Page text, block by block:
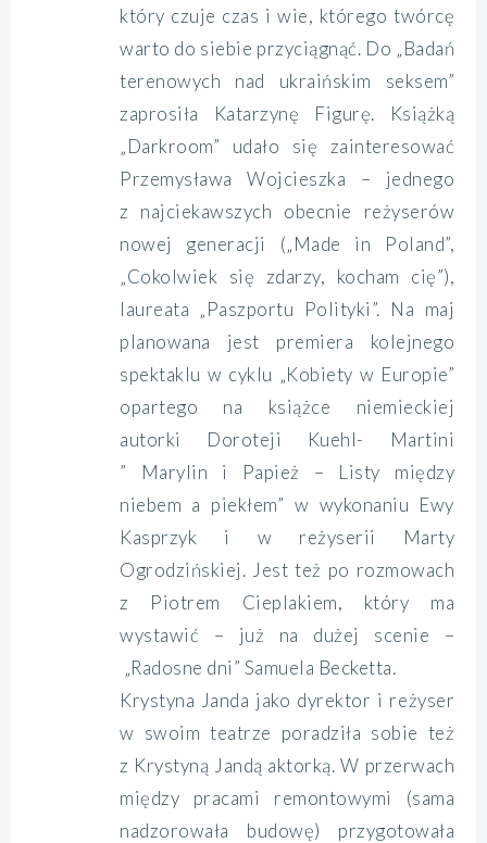
który czuje czas i wie, którego twórcę
warto do siebie przyciągnąć. Do „Badań
terenowych nad ukraińskim seksem”
zaprosiła Katarzynę Figurę. Książką
„Darkroom” udało się zainteresować
Przemysława Wojcieszka – jednego
z najciekawszych obecnie reżyserów
nowej generacji („Made in Poland”,
„Cokolwiek się zdarzy, kocham cię”),
laureata „Paszportu Polityki”. Na maj
planowana jest premiera kolejnego
spektaklu w cyklu „Kobiety w Europie”
opartego na książce niemieckiej
autorki Doroteji Kuehl- Martini
” Marylin i Papież – Listy między
niebem a piekłem” w wykonaniu Ewy
Kasprzyk i w reżyserii Marty
Ogrodzińskiej. Jest też po rozmowach
z Piotrem Cieplakiem, który ma
wystawić – już na dużej scenie –
„Radosne dni” Samuela Becketta.
Krystyna Janda jako dyrektor i reżyser
w swoim teatrze poradziła sobie też
z Krystyną Jandą aktorką. W przerwach
między pracami remontowymi (sama
nadzorowała budowę) przygotowała